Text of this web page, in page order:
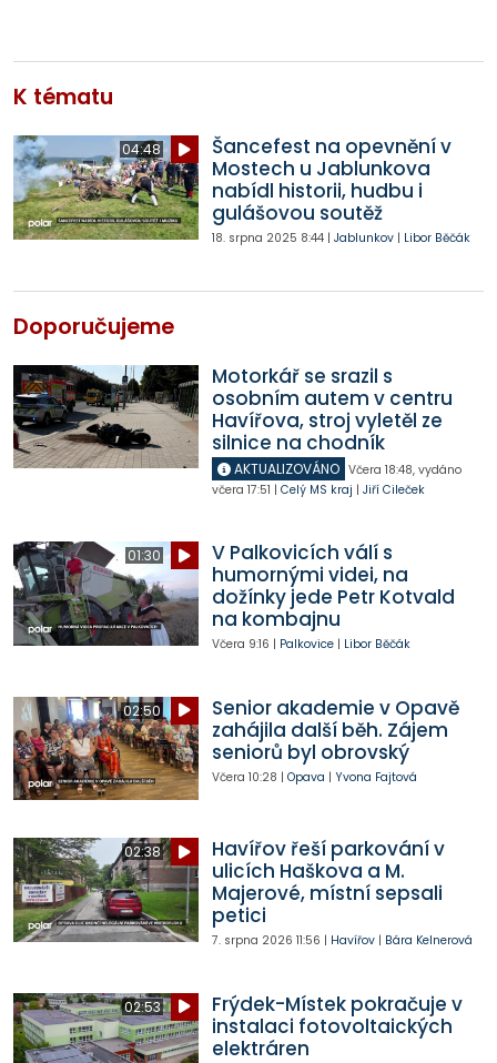
K tématu
04:48
Šancefest na opevnění v
Mostech u Jablunkova
nabídl historii, hudbu i
gulášovou soutěž
18. srpna 2025 8:44| Jablunkov| Libor Běčák
Doporučujeme
Motorkář se srazil s
osobním autem v centru
Havířova, stroj vyletěl ze
silnice na chodník
AKTUALIZOVÁNO Včera 18:48, vydáno
včera 17:51 | Celý MS kraj | Jiří Cileček
01:30
V Palkovicích válí s
humornými videi, na
dožínky jede Petr Kotvald
na kombajnu
Včera 9:16 | Palkovice| Libor Běčák
02:50
Senior akademie v Opavě
zahájila další běh. Zájem
seniorů byl obrovský
Včera 10:28 | Opava | Yvona Fajtová
02:38
Havířov řeší parkování v
ulicích Haškova a M.
Majerové, místní sepsali
petici
7. srpna 2026 11:56 | Havířov| Bára Kelnerová
02:53
Frýdek-Místek pokračuje v
instalaci fotovoltaických
elektráren